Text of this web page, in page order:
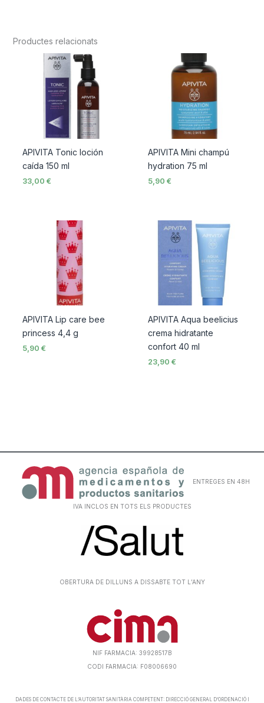
Productes relacionats
APIVITA Tonic loción
caída 150 ml
33,00€
APIVITA Mini champú
hydration 75 ml
5,90 €
APIVITA Lip care bee
princess 4,4 g
5,90€
APIVITA Aqua beelicius
crema hidratante
confort 40 ml
23,90 €
ENTREGES EN 48H
IVA INCLOS EN TOTS ELS PRODUCTES
OBERTURA DE DILLUNS A DISSABTE TOT L’ANY
NIF FARMACIA: 39928517B
CODI FARMACIA: F08006690
DADES DE CONTACTE DE L’AUTORITAT SANITÀRIA COMPETENT: DIRECCIÓ GENERAL D’ORDENACIÓ I